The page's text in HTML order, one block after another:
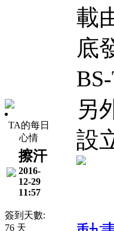
TA的每日
心情
擦汗
2016-
12-29
11:57
簽到天數:
76 天
載
底
另
設